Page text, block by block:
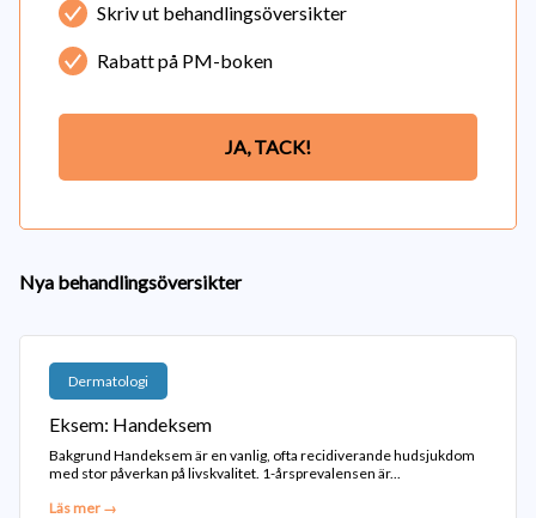
Skriv ut behandlingsöversikter
Rabatt på PM-boken
JA, TACK!
Nya behandlingsöversikter
Dermatologi
Eksem: Handeksem
Bakgrund Handeksem är en vanlig, ofta recidiverande hudsjukdom
med stor påverkan på livskvalitet. 1-årsprevalensen är...
Läs mer →